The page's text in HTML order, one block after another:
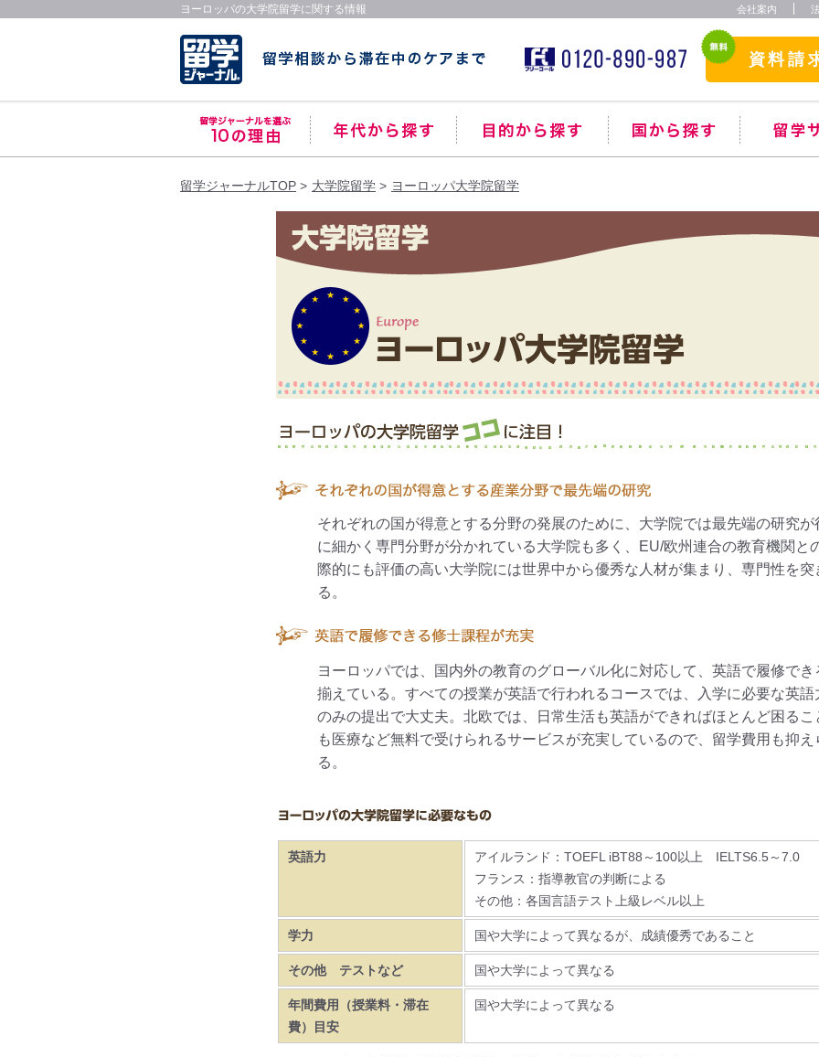
ヨーロッパの大学院留学に関する情報 会社案内
資料請
留学ジャーナルTOP 大学院留学 ヨーロッパ大学院留学
それぞれの国が得意とする分野の発展のために、大学院では最先端の研究
に細かく専門分野が分かれている大学院も多く、EU/欧州連合の教育機関と
際的にも評価の高い大学院には世界中から優秀な人材が集まり、専門性を
る。
ヨーロッパでは、国内外の教育のグローバル化に対応して、英語で履修で
揃えている。すべての授業が英語で行われるコースでは、入学に必要な英
のみの提出で大丈夫。北欧では、日常生活も英語ができればほとんど困る
も医療など無料で受けられるサービスが充実しているので、留学費用も抑
る。
英語力
アイルランド：TOEFL iBT88～100以上 IELTS6.5～7.0
フランス：指導教官の判断による
その他：各国言語テスト上級レベル以上
学力 国や大学によって異なるが、成績優秀であること
その他 テストなど 国や大学によって異なる
年間費用（授業料・滞在
費）目安
国や大学によって異なる